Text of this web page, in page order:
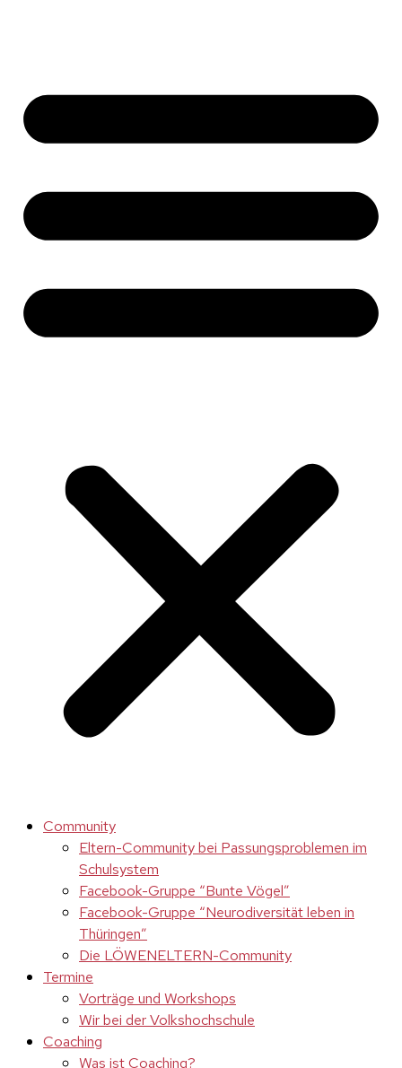
Community
Eltern-Community bei Passungsproblemen im
Schulsystem
Facebook-Gruppe “Bunte Vögel”
Facebook-Gruppe “Neurodiversität leben in
Thüringen”
Die LÖWENELTERN-Community
Termine
Vorträge und Workshops
Wir bei der Volkshochschule
Coaching
Was ist Coaching?